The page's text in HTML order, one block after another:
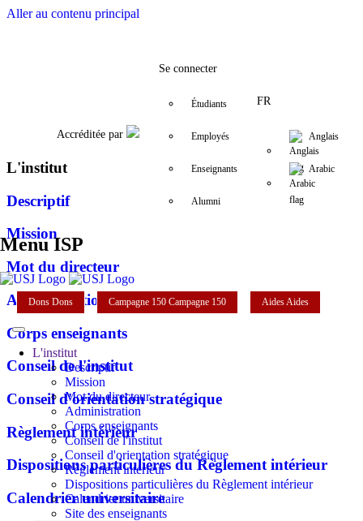
Aller au contenu principal
FacebookTwitter
Accréditée par
Se connecter
Étudiants
Employés
Enseignants
Alumni
FR
Anglais
Arabic
Menu ISP
Dons Dons Campagne 150 Campagne 150 AidesAides
L'institut
Descriptif
Mission
Mot du directeur
Administration
Corps enseignants
Conseil de l'institut
Conseil d'orientation stratégique
Règlement intérieur
Dispositions particulières du Règlement intérieur
Calendrier universitaire
Site des enseignants
L'institut
Descriptif
Mission
Mot du directeur
Administration
Corps enseignants
Conseil de l'institut
Conseil d'orientation stratégique
Règlement intérieur
Dispositions particulières du Règlement intérieur
Calendrier universitaire